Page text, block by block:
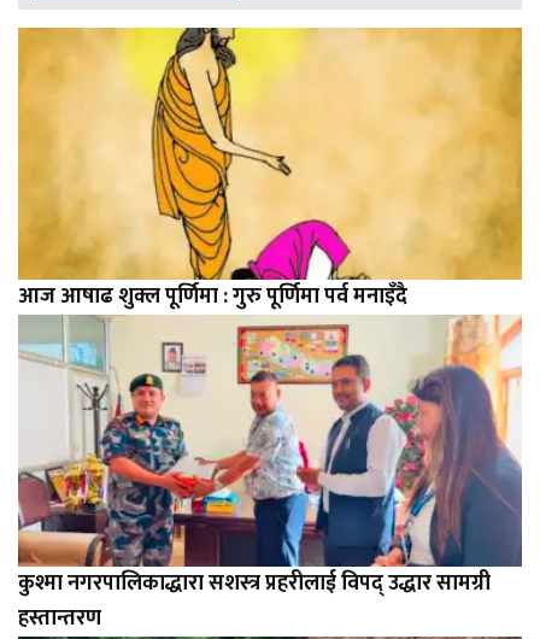
आज आषाढ शुक्ल पूर्णिमा : गुरु पूर्णिमा पर्व मनाइँदै
कुश्मा नगरपालिकाद्धारा सशस्त्र प्रहरीलाई विपद् उद्धार सामग्री
हस्तान्तरण